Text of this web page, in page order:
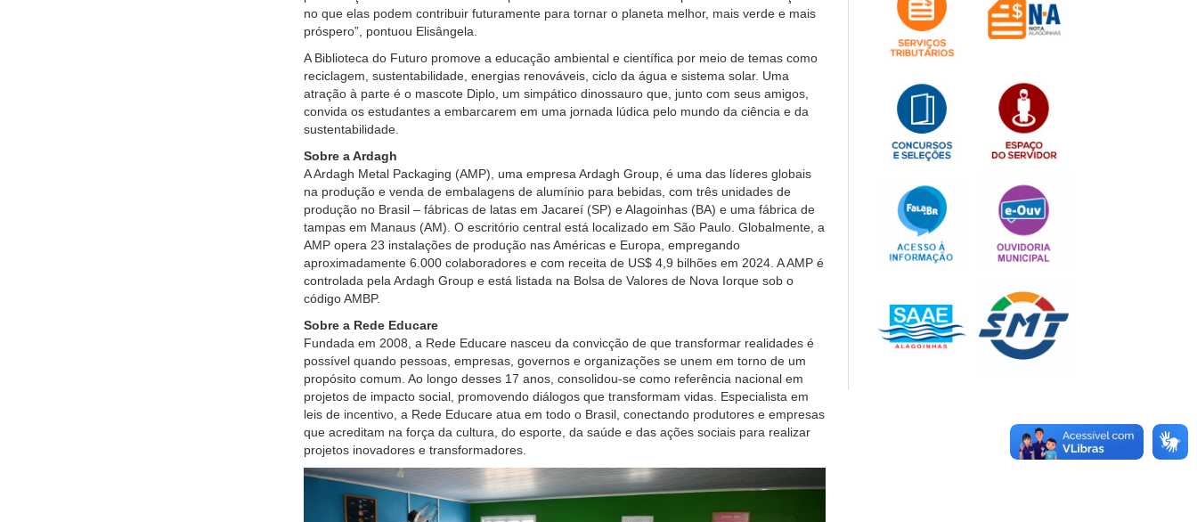
no que elas podem contribuir futuramente para tornar o planeta melhor, mais verde e mais
próspero”, pontuou Elisângela.
A Biblioteca do Futuro promove a educação ambiental e científica por meio de temas como
reciclagem, sustentabilidade, energias renováveis, ciclo da água e sistema solar. Uma
atração à parte é o mascote Diplo, um simpático dinossauro que, junto com seus amigos,
convida os estudantes a embarcarem em uma jornada lúdica pelo mundo da ciência e da
sustentabilidade.
Sobre a Ardagh
A Ardagh Metal Packaging (AMP), uma empresa Ardagh Group, é uma das líderes globais
na produção e venda de embalagens de alumínio para bebidas, com três unidades de
produção no Brasil – fábricas de latas em Jacareí (SP) e Alagoinhas (BA) e uma fábrica de
tampas em Manaus (AM). O escritório central está localizado em São Paulo. Globalmente, a
AMP opera 23 instalações de produção nas Américas e Europa, empregando
aproximadamente 6.000 colaboradores e com receita de US$ 4,9 bilhões em 2024. A AMP é
controlada pela Ardagh Group e está listada na Bolsa de Valores de Nova Iorque sob o
código AMBP.
Sobre a Rede Educare
Fundada em 2008, a Rede Educare nasceu da convicção de que transformar realidades é
possível quando pessoas, empresas, governos e organizações se unem em torno de um
propósito comum. Ao longo desses 17 anos, consolidou-se como referência nacional em
projetos de impacto social, promovendo diálogos que transformam vidas. Especialista em
leis de incentivo, a Rede Educare atua em todo o Brasil, conectando produtores e empresas
que acreditam na força da cultura, do esporte, da saúde e das ações sociais para realizar
projetos inovadores e transformadores.